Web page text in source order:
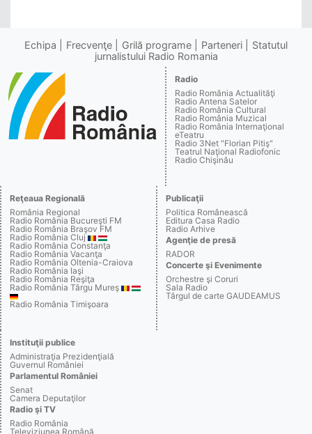
Echipa Frecvenţe Grilă programe Parteneri
Statutul
jurnalistului Radio Romania
Radio
Radio România Actualităţi
Radio Antena Satelor
Radio România Cultural
Radio România Muzical
Radio România Internaţional
eTeatru
Radio 3Net "Florian Pitiş"
Teatrul Naţional Radiofonic
Radio Chişinău
Reţeaua Regională
România Regional
Radio România Bucureşti FM
Radio România Braşov FM
Radio România Cluj
Radio România Constanţa
Radio România Vacanţa
Radio România Oltenia-Craiova
Radio România Iaşi
Radio România Reşiţa
Radio România Târgu Mureş
Radio România Timişoara
Publicaţii
Politica Românească
Editura Casa Radio
Radio Arhive
Agenţie de presă
RADOR
Concerte şi Evenimente
Orchestre şi Coruri
Sala Radio
Târgul de carte GAUDEAMUS
Instituţii publice
Administraţia Prezidenţială
Guvernul României
Parlamentul României
Senat
Camera Deputaţilor
Radio şi TV
Radio România
Televiziunea Română